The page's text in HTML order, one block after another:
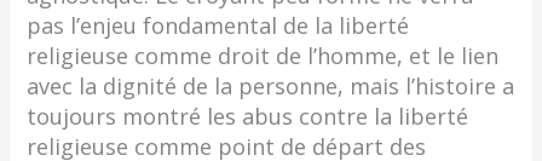
pas l’enjeu fondamental de la liberté
religieuse comme droit de l’homme, et le lien
avec la dignité de la personne, mais l’histoire a
toujours montré les abus contre la liberté
religieuse comme point de départ des